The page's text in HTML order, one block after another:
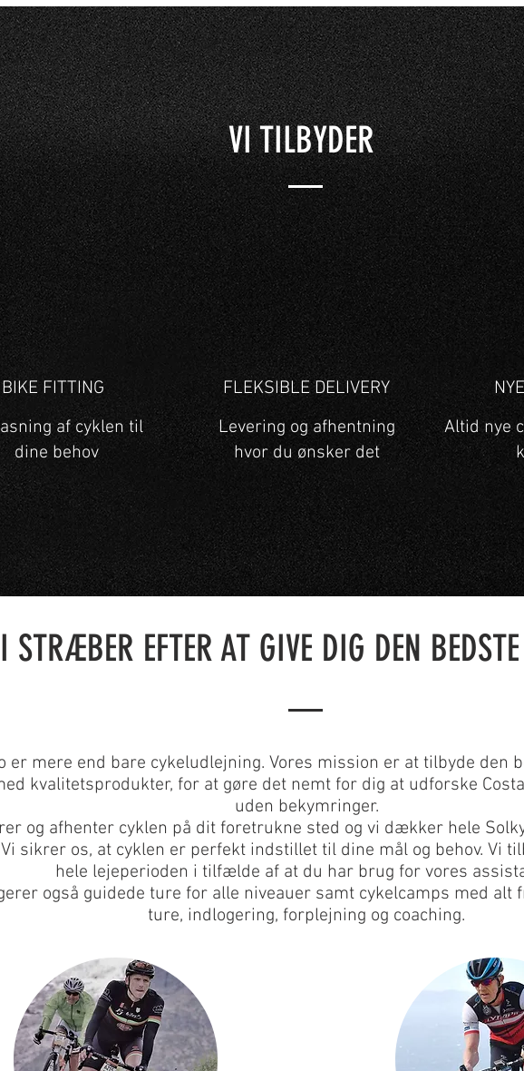
STRÆBER EFTER AT GIVE DIG DEN
er mere end bare cykeludlejning. Vores mission er at tilbyde den
kvalitetsprodukter, for at gøre det nemt for dig at udforske
uden bekymringer.
og afhenter cyklen på dit foretrukne sted og vi dækker hele
sikrer os, at cyklen er perfekt indstillet til dine mål og behov. Vi
hele lejeperioden i tilfælde af at du har brug for vores
også guidede ture for alle niveauer samt cykelcamps med alt
ture, indlogering, forplejning og coaching.
VI TILBYDER
BIKE FITTING
af cyklen til
dine behov
FLEKSIBLE DELIVERY
Levering og afhentning
hvor du ønsker det
Altid nye